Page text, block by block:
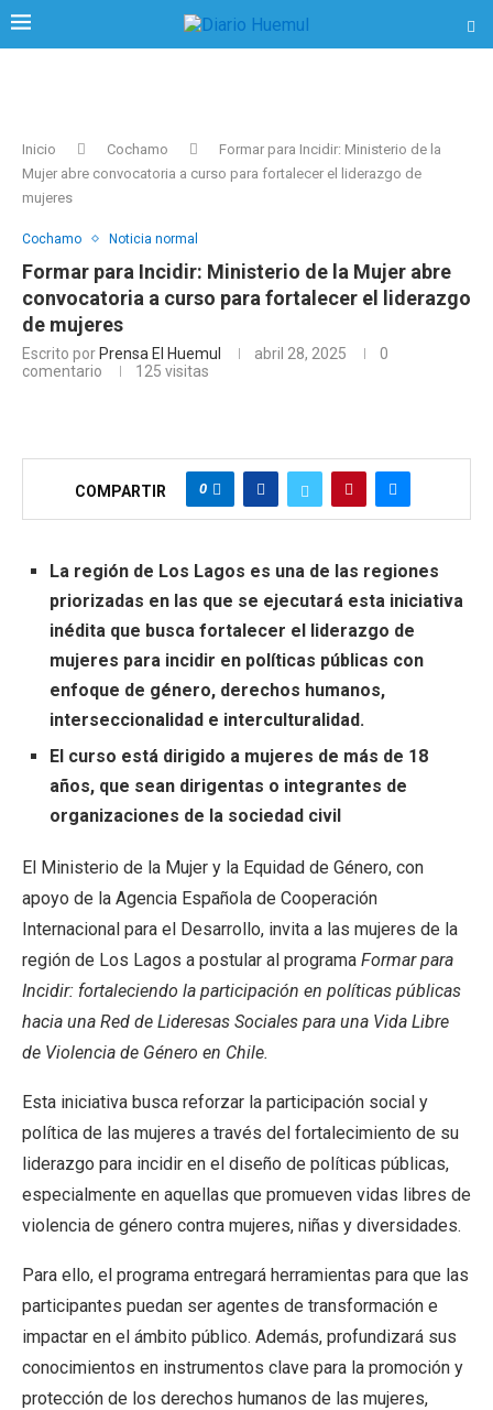
Inicio Cochamo
Formar para Incidir: Ministerio de la
Mujer abre convocatoria a curso para fortalecer el liderazgo de
mujeres
Cochamo Noticia normal
Formar para Incidir: Ministerio de la Mujer abre
convocatoria a curso para fortalecer el liderazgo
de mujeres
Escrito por Prensa El Huemul abril 28, 2025
0
comentario
125 visitas
COMPARTIR 0
La región de Los Lagos es una de las regiones
priorizadas en las que se ejecutará esta iniciativa
inédita que busca fortalecer el liderazgo de
mujeres para incidir en políticas públicas con
enfoque de género, derechos humanos,
interseccionalidad e interculturalidad.
El curso está dirigido a mujeres de más de 18
años, que sean dirigentas o integrantes de
organizaciones de la sociedad civil
El Ministerio de la Mujer y la Equidad de Género, con
apoyo de la Agencia Española de Cooperación
Internacional para el Desarrollo, invita a las mujeres de la
región de Los Lagos a postular al programa Formar para
Incidir: fortaleciendo la participación en políticas públicas
hacia una Red de Lideresas Sociales para una Vida Libre
de Violencia de Género en Chile.
Esta iniciativa busca reforzar la participación social y
política de las mujeres a través del fortalecimiento de su
liderazgo para incidir en el diseño de políticas públicas,
especialmente en aquellas que promueven vidas libres de
violencia de género contra mujeres, niñas y diversidades.
Para ello, el programa entregará herramientas para que las
participantes puedan ser agentes de transformación e
impactar en el ámbito público. Además, profundizará sus
conocimientos en instrumentos clave para la promoción y
protección de los derechos humanos de las mujeres,